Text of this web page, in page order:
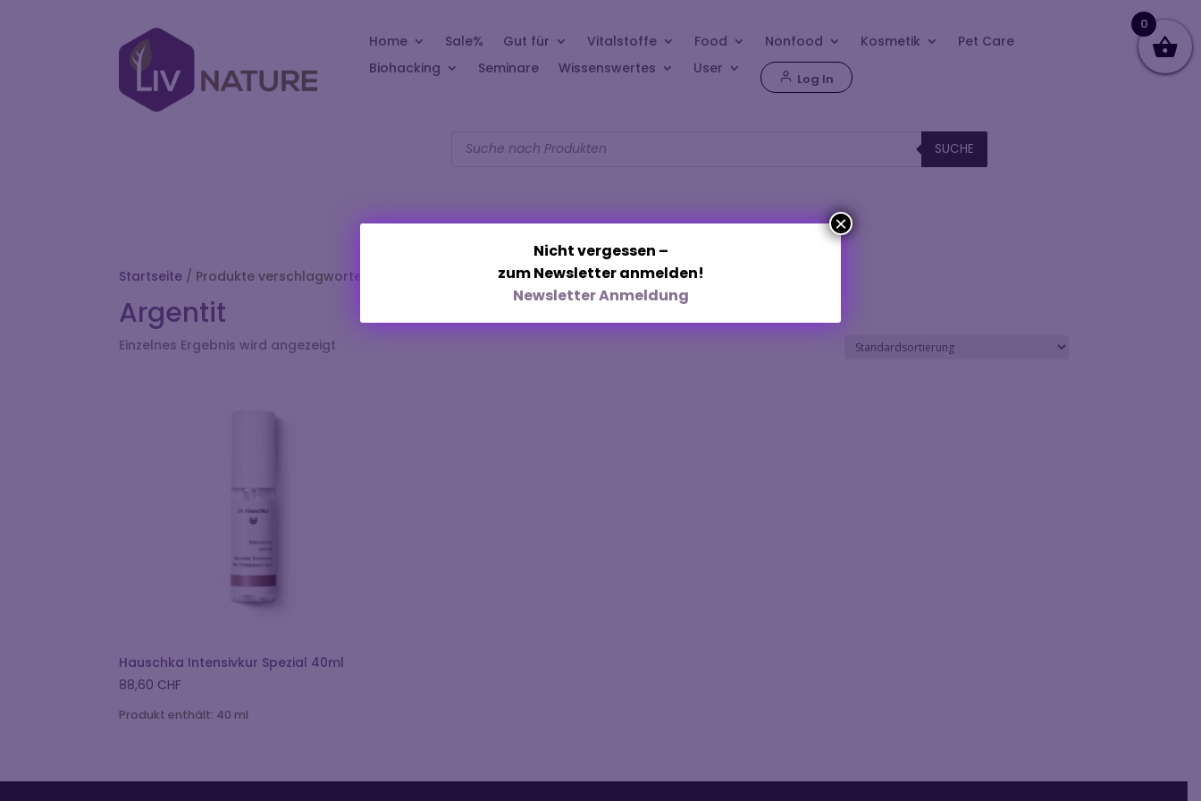
Home Sale% Gut für Vitalstoffe Food Nonfood Kosmetik
Pet Care
Biohacking
Seminare Wissenswertes User
Log In
search SUCHE
Startseite/ Produkte verschlagwortet mit „Argentit“
Argentit
Einzelnes Ergebnis wird angezeigt
Hauschka Intensivkur Spezial 40ml
88,60 CHF
Produkt enthält: 40 ml
Nicht vergessen –
zum Newsletter anmelden!
Newsletter Anmeldung
×
0